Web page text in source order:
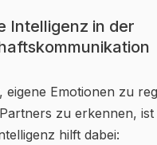
Intelligenz in der
eigene Emotionen zu
zu erkennen, ist
hilft dabei: